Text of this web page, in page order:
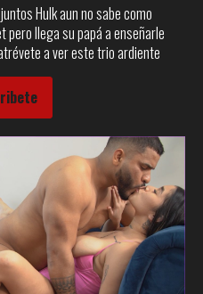
Hulk aun no sabe como
pero llega su papá a enseñarle
a ver este trio ardiente